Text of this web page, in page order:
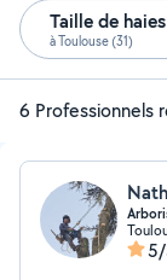
Taille de
à Toulouse (31)
6 Professionnels